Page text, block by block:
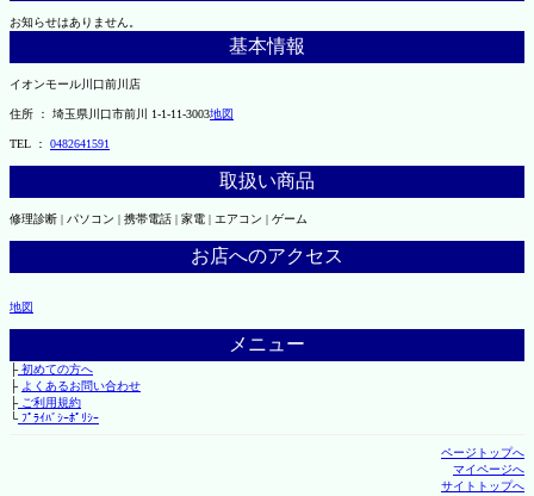
お知らせはありません。
基本情報
イオンモール川口前川店
住所 ： 埼玉県川口市前川 1-1-11-3003地図
TEL ： 0482641591
取扱い商品
修理診断 | パソコン | 携帯電話 | 家電 | エアコン | ゲーム
お店へのアクセス
地図
メニュー
├初めての方へ
├ よくあるお問い合わせ
├ご利用規約
└ﾌﾟﾗｲﾊﾞｼｰﾎﾟﾘｼｰ
ページトップへ
マイページへ
サイトトップへ